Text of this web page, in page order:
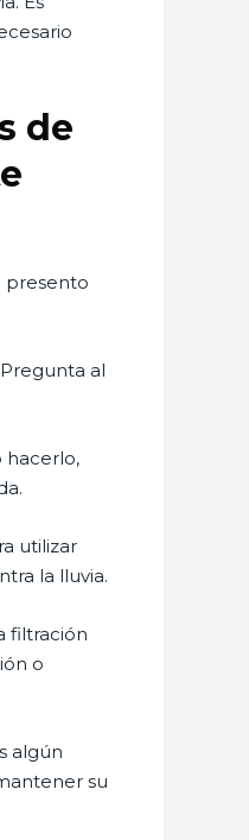
de
presento
al
hacerlo,
utilizar
la lluvia.
filtración
o
algún
su